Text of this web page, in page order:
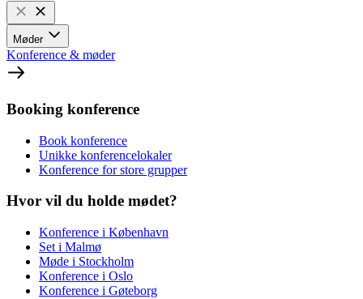
Møder
Konference & møder
Booking konference
Book konference
Unikke konferencelokaler
Konference for store grupper
Hvor vil du holde mødet?
Konference i København
Set i Malmø
Møde i Stockholm
Konference i Oslo
Konference i Gøteborg